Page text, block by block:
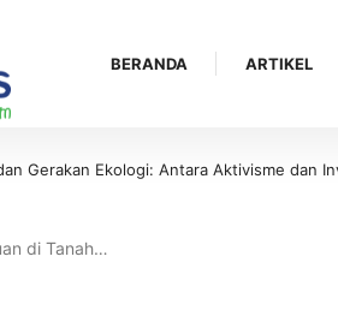
BERANDA ARTIKEL
Gerakan Ekologi: Antara Aktivisme dan
di Tanah…